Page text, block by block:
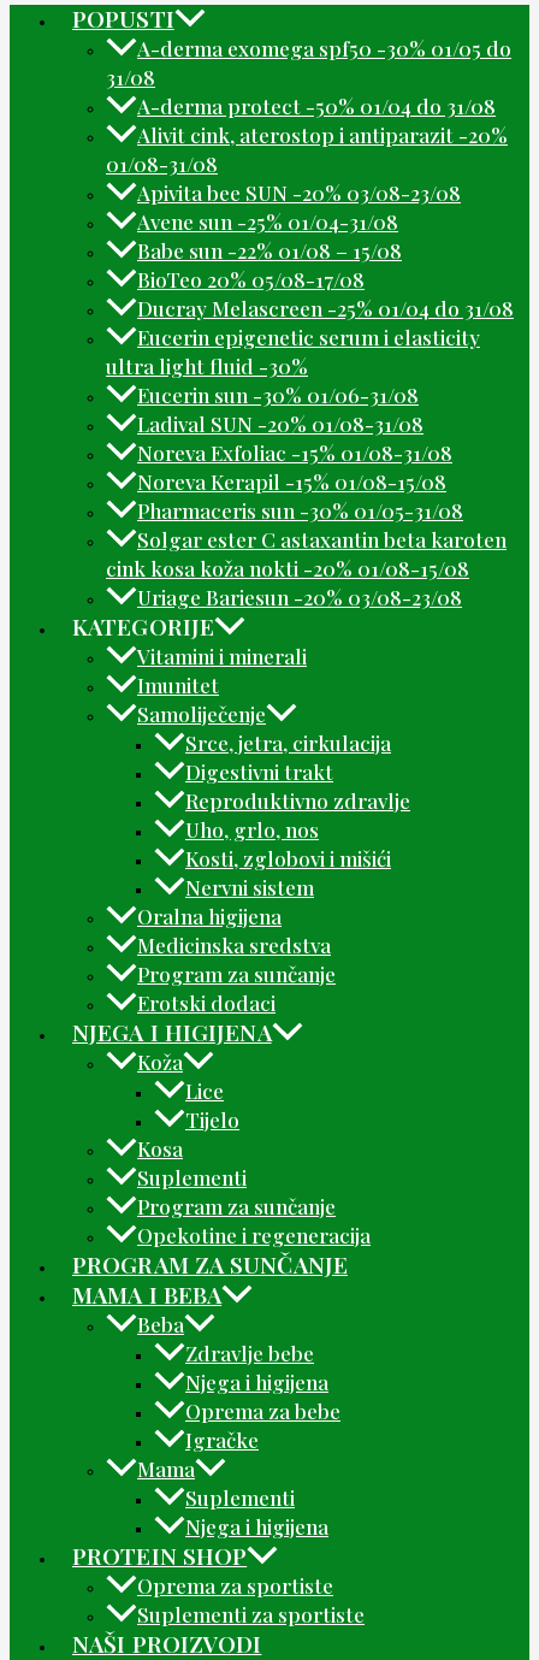
POPUSTI
A-derma exomega spf50 -30% 01/05 do
31/08
A-derma protect -50% 01/04 do 31/08
Alivit cink, aterostop i antiparazit -20%
01/08-31/08
Apivita bee SUN -20% 03/08-23/08
Avene sun -25% 01/04-31/08
Babe sun -22% 01/08 – 15/08
BioTeo 20% 05/08-17/08
Ducray Melascreen -25% 01/04 do 31/08
Eucerin epigenetic serum i elasticity
ultra light fluid -30%
Eucerin sun -30% 01/06-31/08
Ladival SUN -20% 01/08-31/08
Noreva Exfoliac -15% 01/08-31/08
Noreva Kerapil -15% 01/08-15/08
Pharmaceris sun -30% 01/05-31/08
Solgar ester C astaxantin beta karoten
cink kosa koža nokti -20% 01/08-15/08
Uriage Bariesun -20% 03/08-23/08
KATEGORIJE
Vitamini i minerali
Imunitet
Samoliječenje
Srce, jetra, cirkulacija
Digestivni trakt
Reproduktivno zdravlje
Uho, grlo, nos
Kosti, zglobovi i mišići
Nervni sistem
Oralna higijena
Medicinska sredstva
Program za sunčanje
Erotski dodaci
NJEGA I HIGIJENA
Koža
Lice
Tijelo
Kosa
Suplementi
Program za sunčanje
Opekotine i regeneracija
PROGRAM ZA SUNČANJE
MAMA I BEBA
Beba
Zdravlje bebe
Njega i higijena
Oprema za bebe
Igračke
Mama
Suplementi
Njega i higijena
PROTEIN SHOP
Oprema za sportiste
Suplementi za sportiste
NAŠI PROIZVODI